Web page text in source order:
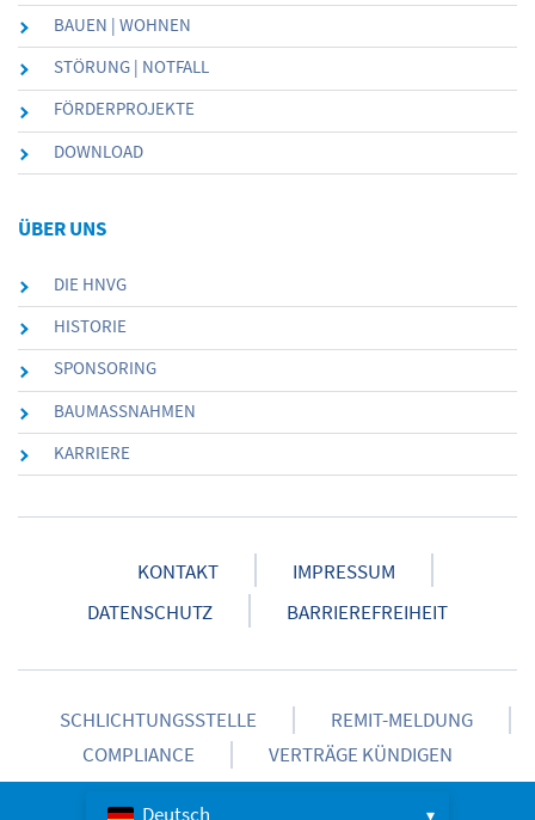
Deutsch
BAUEN | WOHNEN
STÖRUNG | NOTFALL
FÖRDERPROJEKTE
DOWNLOAD
ÜBER UNS
DIE HNVG
HISTORIE
SPONSORING
BAUMASSNAHMEN
KARRIERE
KONTAKT
IMPRESSUM
DATENSCHUTZ
BARRIEREFREIHEIT
SCHLICHTUNGSSTELLE
REMIT-MELDUNG
COMPLIANCE
VERTRÄGE KÜNDIGEN